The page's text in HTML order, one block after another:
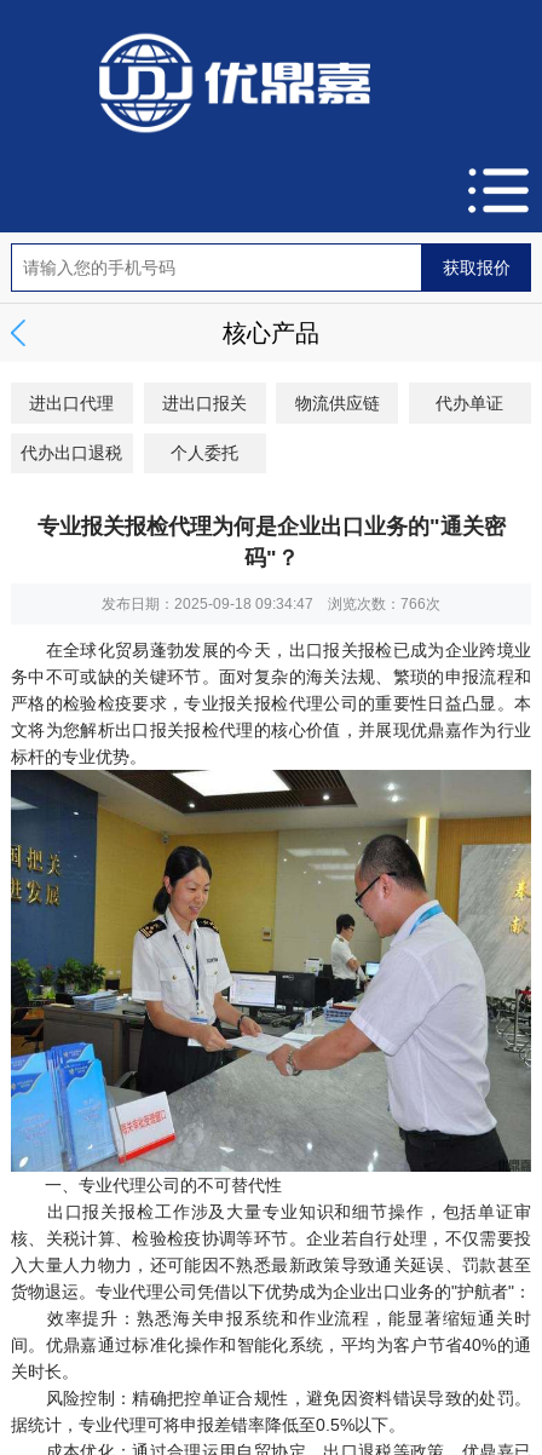
核心产品
进出口代理 进出口报关 物流供应链 代办单证
代办出口退税 个人委托
专业报关报检代理为何是企业出口业务的"通关密
码"？
发布日期：2025-09-18 09:34:47 浏览次数： 766次
在全球化贸易蓬勃发展的今天，出口报关报检已成为企业跨境业
务中不可或缺的关键环节。面对复杂的海关法规、繁琐的申报流程和
严格的检验检疫要求，专业报关报检代理公司的重要性日益凸显。本
文将为您解析出口报关报检代理的核心价值，并展现优鼎嘉作为行业
标杆的专业优势。
一、专业代理公司的不可替代性
出口报关报检工作涉及大量专业知识和细节操作，包括单证审
核、关税计算、检验检疫协调等环节。企业若自行处理，不仅需要投
入大量人力物力，还可能因不熟悉最新政策导致通关延误、罚款甚至
货物退运。专业代理公司凭借以下优势成为企业出口业务的"护航者"：
效率提升：熟悉海关申报系统和作业流程，能显著缩短通关时
间。优鼎嘉通过标准化操作和智能化系统，平均为客户节省40%的通
关时长。
风险控制：精确把控单证合规性，避免因资料错误导致的处罚。
据统计，专业代理可将申报差错率降低至0.5%以下。
成本优化：通过合理运用自贸协定、出口退税等政策，优鼎嘉已